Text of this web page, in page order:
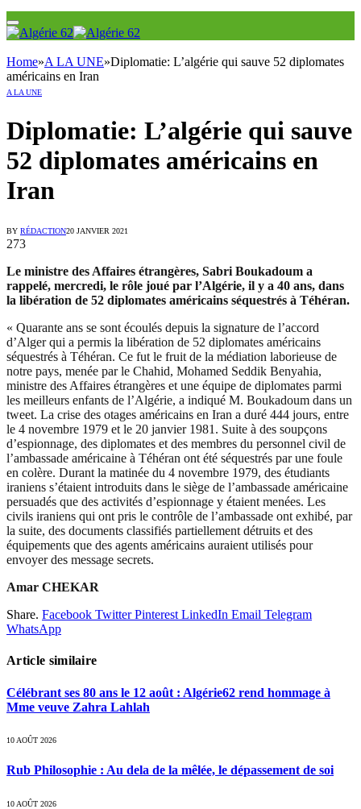
Home»A LA UNE»Diplomatie: L’algérie qui sauve 52 diplomates
américains en Iran
A LA UNE
Diplomatie: L’algérie qui sauve
52 diplomates américains en
Iran
BY RÉDACTION20 JANVIER 2021
273
Le ministre des Affaires étrangères, Sabri Boukadoum a
rappelé, mercredi, le rôle joué par l’Algérie, il y a 40 ans, dans
la libération de 52 diplomates américains séquestrés à Téhéran.
« Quarante ans se sont écoulés depuis la signature de l’accord
d’Alger qui a permis la libération de 52 diplomates américains
séquestrés à Téhéran. Ce fut le fruit de la médiation laborieuse de
notre pays, menée par le Chahid, Mohamed Seddik Benyahia,
ministre des Affaires étrangères et une équipe de diplomates parmi
les meilleurs enfants de l’Algérie, a indiqué M. Boukadoum dans un
tweet. La crise des otages américains en Iran a duré 444 jours, entre
le 4 novembre 1979 et le 20 janvier 1981. Suite à des soupçons
d’espionnage, des diplomates et des membres du personnel civil de
l’ambassade américaine à Téhéran ont été séquestrés par une foule
en colère. Durant la matinée du 4 novembre 1979, des étudiants
iraniens s’étaient introduits dans le siège de l’ambassade américaine
persuadés que des activités d’espionnage y étaient menées. Les
civils iraniens qui ont pris le contrôle de l’ambassade ont exhibé, par
la suite, des documents classifiés partiellement détruits et des
équipements que des agents américains auraient utilisés pour
envoyer des message secrets.
Amar CHEKAR
Share. Facebook Twitter Pinterest LinkedIn Email Telegram
WhatsApp
Article similaire
Célébrant ses 80 ans le 12 août : Algérie62 rend hommage à
Mme veuve Zahra Lahlah
10 AOÛT 2026
Rub Philosophie : Au dela de la mêlée, le dépassement de soi
10 AOÛT 2026